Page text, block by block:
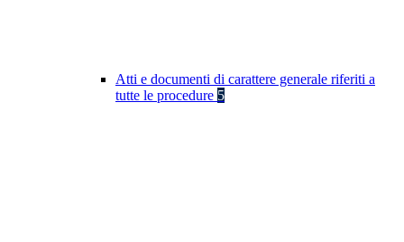
Atti e documenti di carattere generale riferiti a
tutte le procedure 5